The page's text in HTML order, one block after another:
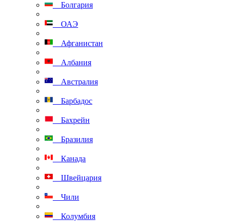
Болгария
ОАЭ
Афганистан
Албания
Австралия
Барбадос
Бахрейн
Бразилия
Канада
Швейцария
Чили
Колумбия